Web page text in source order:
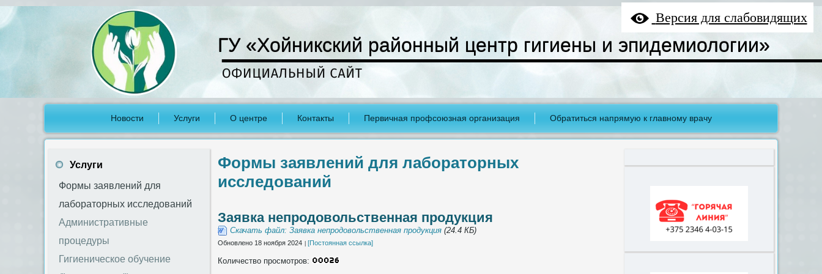
Версия для слабовидящих
ГУ «Хойникский районный центр гигиены и эпидемиологии»
Новости Услуги О центре Контакты Первичная профсоюзная организация Обратиться напрямую к главному врачу
Услуги
Формы заявлений для
лабораторных исследований
Административные
процедуры
Гигиеническое обучение
Формы заявлений для лабораторных
исследований
Заявка непродовольственная продукция
Скачать файл: Заявка непродовольственная продукция (24.4 КБ)
Обновлено 18 ноября 2024 [Постоянная ссылка]
Количество просмотров: